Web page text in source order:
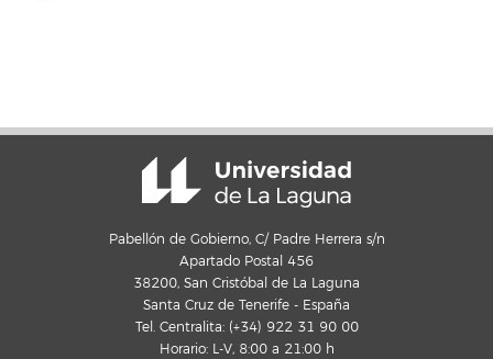
Pabellón de Gobierno, C/ Padre Herrera s/n
Apartado Postal 456
38200, San Cristóbal de La Laguna
Santa Cruz de Tenerife - España
Tel. Centralita: (+34) 922 31 90 00
Horario: L-V, 8:00 a 21:00 h